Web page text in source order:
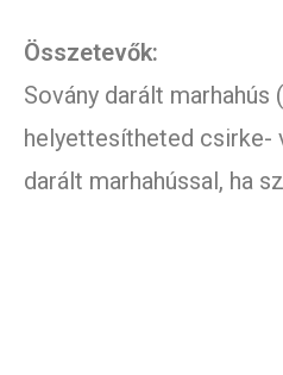
Összetevők:
Sovány darált
helyettesítheted csirke-
darált marhahússal, ha